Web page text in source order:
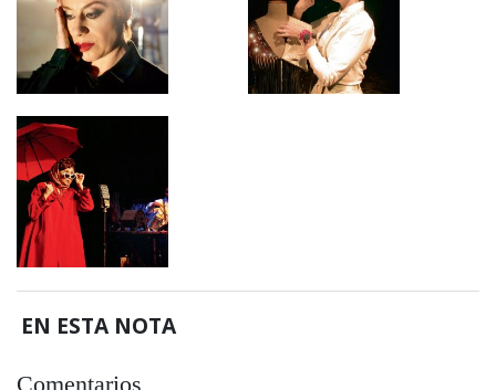
EN ESTA NOTA
Comentarios